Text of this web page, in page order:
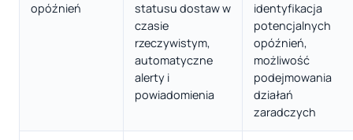
opóźnień
statusu dostaw w
czasie
rzeczywistym,
automatyczne
alerty i
powiadomienia
identyfikacja
potencjalnych
opóźnień,
możliwość
podejmowania
działań
zaradczych